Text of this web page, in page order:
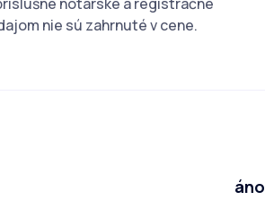
nie sú zahrnuté v cene.
áno